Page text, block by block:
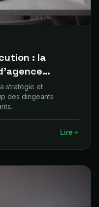
: la
stratégie et
des dirigeants
Lire